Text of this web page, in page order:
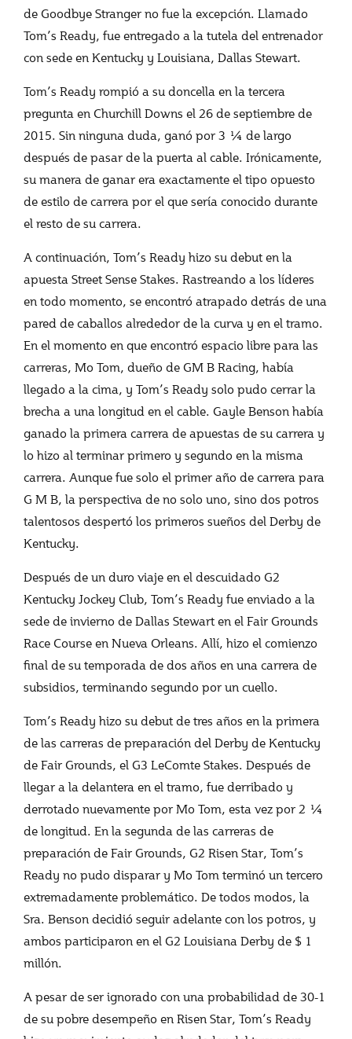
de Goodbye Stranger no fue la excepción. Llamado
Tom’s Ready, fue entregado a la tutela del entrenador
con sede en Kentucky y Louisiana, Dallas Stewart.
Tom’s Ready rompió a su doncella en la tercera
pregunta en Churchill Downs el 26 de septiembre de
2015. Sin ninguna duda, ganó por 3 ¼ de largo
después de pasar de la puerta al cable. Irónicamente,
su manera de ganar era exactamente el tipo opuesto
de estilo de carrera por el que sería conocido durante
el resto de su carrera.
A continuación, Tom’s Ready hizo su debut en la
apuesta Street Sense Stakes. Rastreando a los líderes
en todo momento, se encontró atrapado detrás de una
pared de caballos alrededor de la curva y en el tramo.
En el momento en que encontró espacio libre para las
carreras, Mo Tom, dueño de GM B Racing, había
llegado a la cima, y ​​Tom’s Ready solo pudo cerrar la
brecha a una longitud en el cable. Gayle Benson había
ganado la primera carrera de apuestas de su carrera y
lo hizo al terminar primero y segundo en la misma
carrera. Aunque fue solo el primer año de carrera para
G M B, la perspectiva de no solo uno, sino dos potros
talentosos despertó los primeros sueños del Derby de
Kentucky.
Después de un duro viaje en el descuidado G2
Kentucky Jockey Club, Tom’s Ready fue enviado a la
sede de invierno de Dallas Stewart en el Fair Grounds
Race Course en Nueva Orleans. Allí, hizo el comienzo
final de su temporada de dos años en una carrera de
subsidios, terminando segundo por un cuello.
Tom’s Ready hizo su debut de tres años en la primera
de las carreras de preparación del Derby de Kentucky
de Fair Grounds, el G3 LeComte Stakes. Después de
llegar a la delantera en el tramo, fue derribado y
derrotado nuevamente por Mo Tom, esta vez por 2 ¼
de longitud. En la segunda de las carreras de
preparación de Fair Grounds, G2 Risen Star, Tom’s
Ready no pudo disparar y Mo Tom terminó un tercero
extremadamente problemático. De todos modos, la
Sra. Benson decidió seguir adelante con los potros, y
ambos participaron en el G2 Louisiana Derby de $ 1
millón.
A pesar de ser ignorado con una probabilidad de 30-1
de su pobre desempeño en Risen Star, Tom’s Ready